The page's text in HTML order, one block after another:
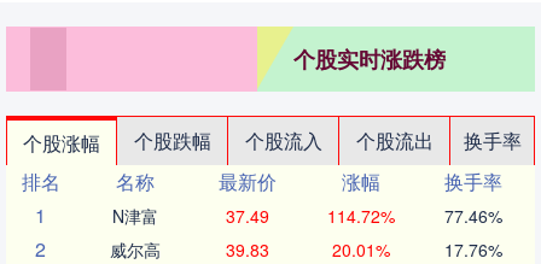
个股实时涨跌榜
个股涨幅 个股跌幅 个股流入 个股流出
换手率
排名
名称 最新价 涨幅
换手率
1
N津富 37.49 114.72% 77.46%
2 威尔高 39.83 20.01% 17.76%